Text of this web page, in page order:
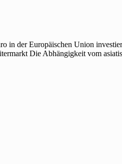
in der Europäischen Union
Die Abhängigkeit vom